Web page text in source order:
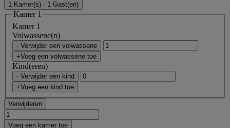
1 Kamer(s) - 1 Gast(en)
Kamer 1
Kamer 1
Volwassene(n)
- Verwijder een volwassene
+Voeg een volwassene toe
Kind(eren)
- Verwijder een kind
+Voeg een kind toe
Verwijderen
Voeg een kamer toe